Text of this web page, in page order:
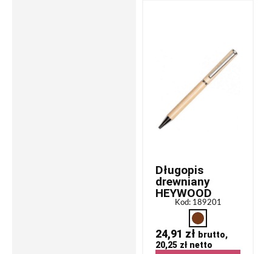
Długopis
drewniany
HEYWOOD
Kod: 189201
24,91 zł brutto,
20,25 złnetto